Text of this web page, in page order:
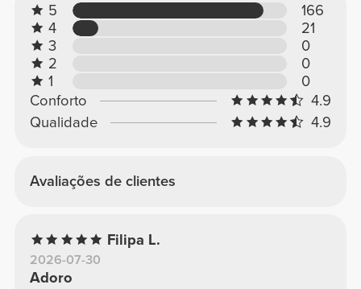
5
166
4
21
3
0
2
0
1
0
Conforto
4.9
Qualidade
4.9
Avaliações de clientes
Filipa L.
2026-07-30
Adoro